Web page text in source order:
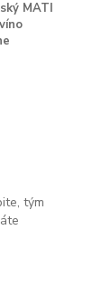
MATI
tým